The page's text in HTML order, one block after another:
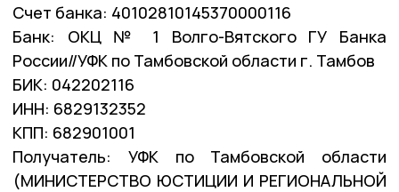
Счет банка: 40102810145370000116
Банк: ОКЦ № 1 Волго-Вятского ГУ Банка
России//УФК по Тамбовской области г. Тамбов
БИК: 042202116
ИНН: 6829132352
КПП: 682901001
Получатель: УФК по Тамбовской области
(МИНИСТЕРСТВО ЮСТИЦИИ И РЕГИОНАЛЬНОЙ